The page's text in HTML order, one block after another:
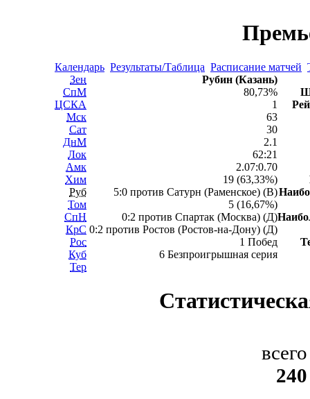
Календарь Результаты/Таблица Расписание матчей
Зен
СпМ
ЦСКА
Мск
Сат
ДнМ
Лок
Амк
Хим
Руб
Том
СпН
КрС
Рос
Куб
Тер
Рубин (Казань)
80,73%
1
63
30
2.1
62:21
2.07:0.70
19 (63,33%)
5:0 против Сатурн (Раменское) (В)
5 (16,67%)
0:2 против Спартак (Москва) (Д)
0:2 против Ростов (Ростов-на-Дону) (Д)
1 Побед
6 Безпроигрышная серия
всего
240